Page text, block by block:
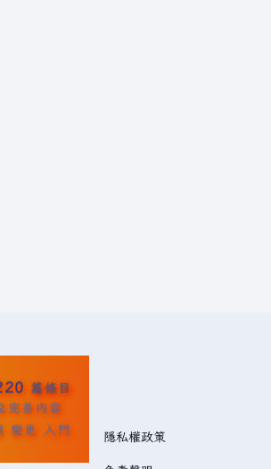
篇條目
完善內容
變更 入門 隱私權政策